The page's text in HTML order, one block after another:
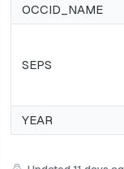
OCCID_NAME
SEPS
YEAR